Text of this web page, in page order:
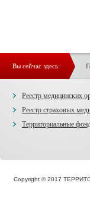
Вы сейчас здесь:
Реестр медицинских
Реестр страховых
Территориальные
Copyright © 2017